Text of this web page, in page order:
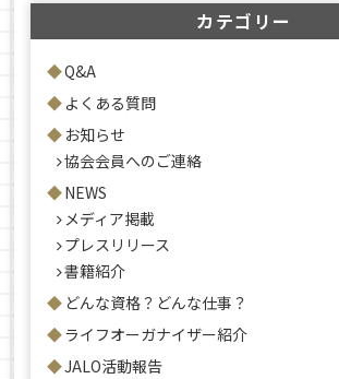
カテゴリー
Q&A
よくある質問
お知らせ
協会会員へのご連絡
NEWS
メディア掲載
プレスリリース
書籍紹介
どんな資格？どんな仕事？
ライフオーガナイザー紹介
JALO活動報告